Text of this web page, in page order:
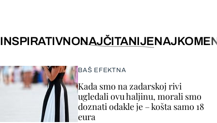
INSPIRATIVNONAJČITANIJE
BAŠ EFEKTNA
Kada smo na zadarskoj rivi
ugledali ovu haljinu, morali smo
doznati odakle je – košta samo 18
eura